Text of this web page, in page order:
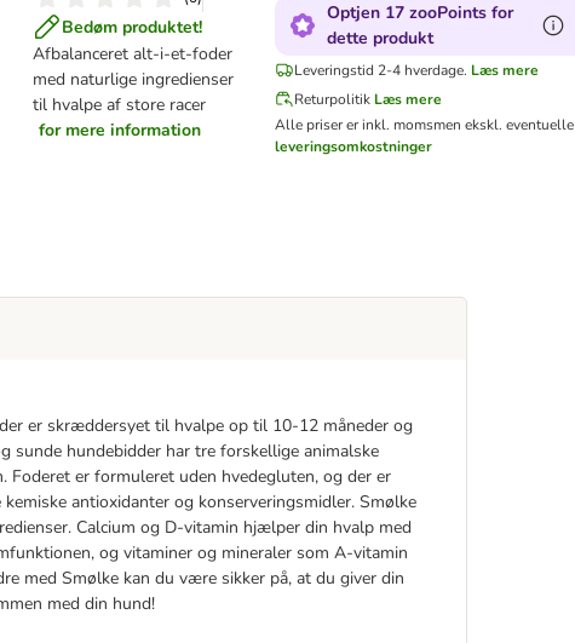
Bedøm produktet!
Afbalanceret alt-i-et-foder
med naturlige ingredienser
til hvalpe af store racer
for mere information
Optjen 17 zooPoints for
dette produkt
Leveringstid 2-4 hverdage. Læs mere
Returpolitik Læs mere
Alle priser er inkl. momsmen ekskl. eventuelle
leveringsomkostninger
er skræddersyet til hvalpe op til 10-12 måneder og
sunde hundebidder har tre forskellige animalske
er formuleret uden hvedegluten, og der er
antioxidanter og konserveringsmidler. Smølke
Calcium og D-vitamin hjælper din hvalp med
og vitaminer og mineraler som A-vitamin
med Smølke kan du være sikker på, at du giver din
med din hund!